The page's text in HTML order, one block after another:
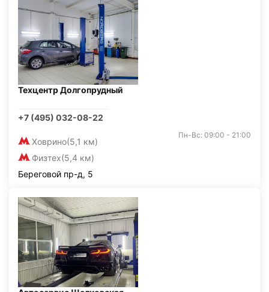
Техцентр Долгопрудный
+7 (495) 032-08-22
Ховрино(5,1 км)
Физтех(5,4 км)
Пн-Вс: 09:00 - 21:00
Береговой пр-д, 5